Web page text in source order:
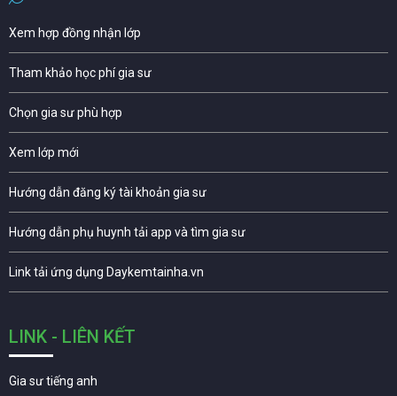
Xem hợp đồng nhận lớp
Tham khảo học phí gia sư
Chọn gia sư phù hợp
Xem lớp mới
Hướng dẫn đăng ký tài khoản gia sư
Hướng dẫn phụ huynh tải app và tìm gia sư
Link tải ứng dụng Daykemtainha.vn
LINK - LIÊN KẾT
Gia sư tiếng anh